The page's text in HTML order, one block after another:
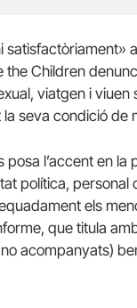
satisfactòriament»
the Children
viatgen i viuen
seva condició de
l’accent en
política,
els
que titula
acompanyats)